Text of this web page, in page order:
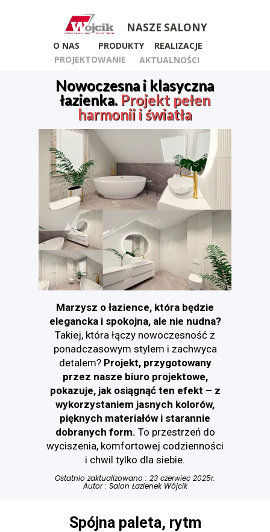
REALIZACJE
PROJEKTOWANIE
O NAS
PRODUKTY
AKTUALNOŚCI
NASZE SALONY
Nowoczesna i klasyczna
łazienka. Projekt pełen
harmonii i światła
Marzysz o łazience, która będzie
elegancka i spokojna, ale nie nudna?
Takiej, która łączy nowoczesność z
ponadczasowym stylem i zachwyca
detalem? Projekt, przygotowany
przez nasze biuro projektowe,
pokazuje, jak osiągnąć ten efekt – z
wykorzystaniem jasnych kolorów,
pięknych materiałów i starannie
dobranych form. To przestrzeń do
wyciszenia, komfortowej codzienności
i chwil tylko dla siebie.
Ostatnio zaktualizowano : 23 czerwiec 2025r.
Autor : Salon Łazienek Wójcik
Spójna paleta, rytm